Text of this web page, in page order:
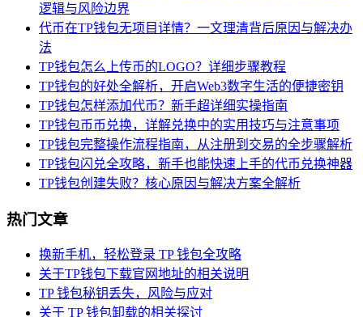
逻辑与风险边界
代币在TP钱包无项目详情？一文理清背后原因与解决办
法
TP钱包怎么上传币的LOGO？详细步骤教程
TP钱包的好处全解析，开启Web3数字生活的便捷密钥
TP钱包怎样添加代币？新手超详细实操指南
TP钱包币币兑换，详解兑换中的实用技巧与注意事项
TP钱包完整操作流程指南，从注册到交易的全步骤解析
TP钱包闪兑全攻略，新手也能快速上手的代币兑换神器
TP钱包创建失败？核心原因与解决方案全解析
热门文章
换新手机，轻松登录 TP 钱包全攻略
关于TP钱包下载官网地址的相关说明
TP 钱包秘钥丢失，风险与应对
关于 TP 钱包卸载的相关探讨